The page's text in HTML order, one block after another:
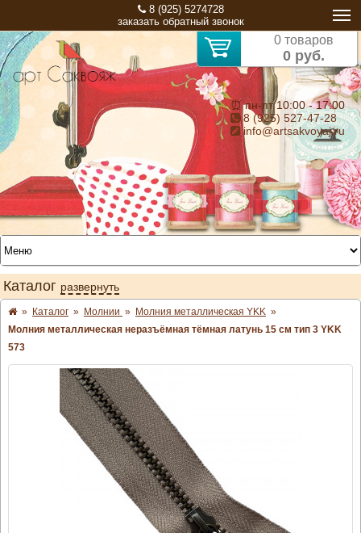
8 (925) 5274728
заказать обратный звонок
0 товаров
0 руб.
⏰ пн-пт 10:00 - 17:00
8 (925) 527-47-28
info@artsakvoyaj.ru
Каталог развернуть
» Каталог » Молнии » Молния металлическая YKK »
Молния металлическая неразъёмная тёмная латунь 15 см тип 3 YKK
573